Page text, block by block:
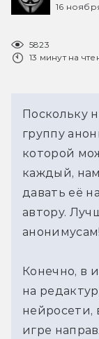
16
5823
13 минут на
Поскольку
группу
которой
каждый,
давать её
автору.
анонимусам!
Конечно, в
на
нейросети,
игре